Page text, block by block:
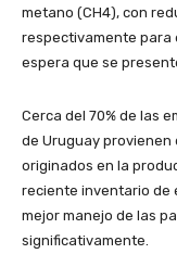
metano (CH4), con
respectivamente para
espera que se
Cerca del 70% de las
de Uruguay provienen
originados en la
reciente inventario de
mejor manejo de las
significativamente.